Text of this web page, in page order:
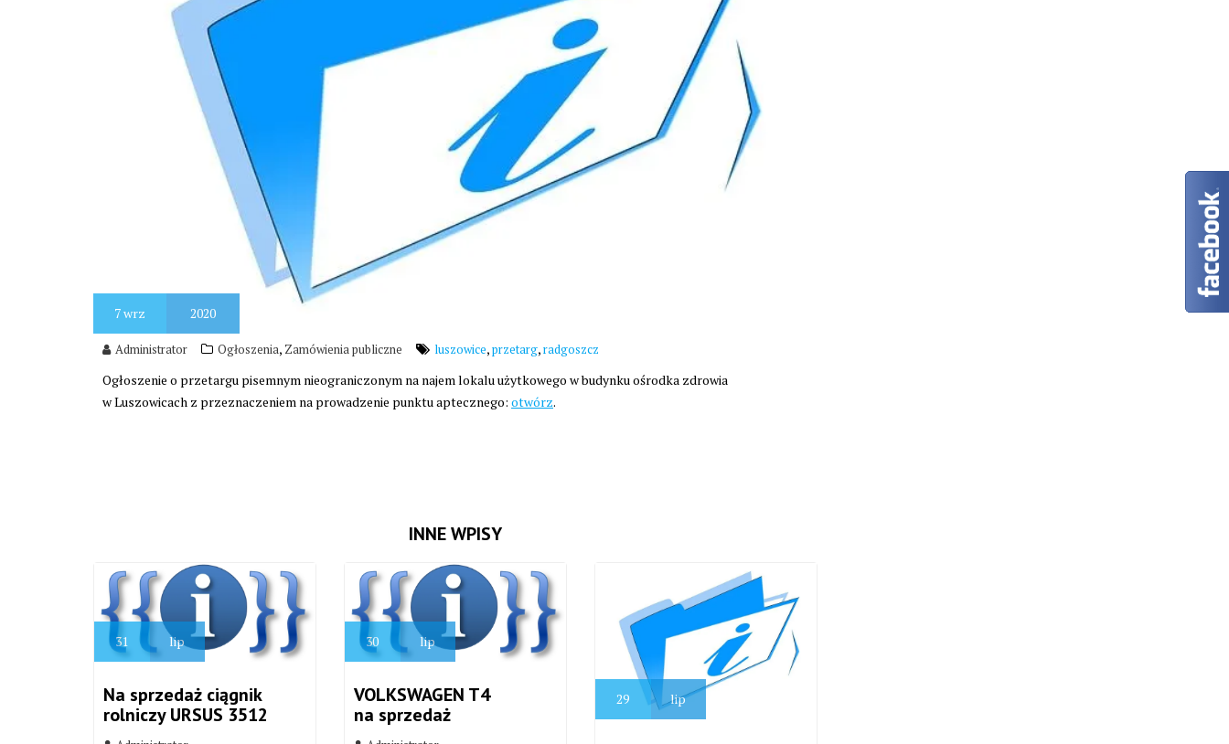
7wrz 2020
Administrator Ogłoszenia, Zamówienia publiczne luszowice,przetarg,radgoszcz
Ogłoszenie o przetargu pisemnym nieograniczonym na najem lokalu użytkowego w budynku ośrodka zdrowia
w Luszowicach z przeznaczeniem na prowadzenie punktu aptecznego: otwórz.
INNE WPISY
31 lip
Na sprzedaż ciągnik
rolniczy URSUS 3512
30 lip
VOLKSWAGEN T4
na sprzedaż
29 lip